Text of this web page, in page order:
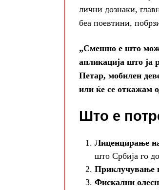
лични дознаки,
беа поевтини,
„Смешно е што
апликација што ја
Петар, мобилен
или ќе се откажам
Што е
Лиценцирање
што Србија го
Приклучување
Фискални